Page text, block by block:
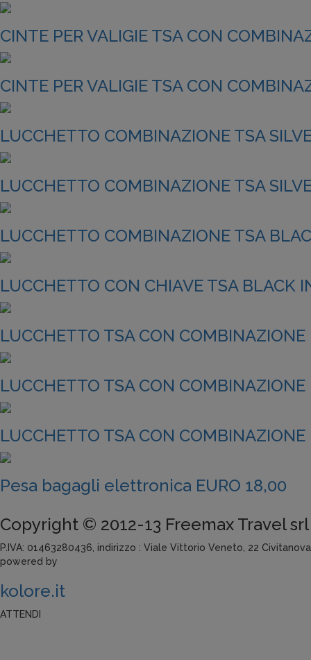
CINTE PER VALIGIE TSA CON
CINTE PER VALIGIE TSA CON
LUCCHETTO COMBINAZIONE TSA
LUCCHETTO COMBINAZIONE TSA
LUCCHETTO COMBINAZIONE TSA
LUCCHETTO CON CHIAVE TSA BLACK
LUCCHETTO TSA CON
LUCCHETTO TSA CON
LUCCHETTO TSA CON
Pesa bagagli elettronica EURO 18,00
Copyright © 2012-13 Freemax Travel srl
P.IVA: 01463280436, indirizzo : Viale Vittorio Veneto, 22
powered by
kolore.it
ATTENDI